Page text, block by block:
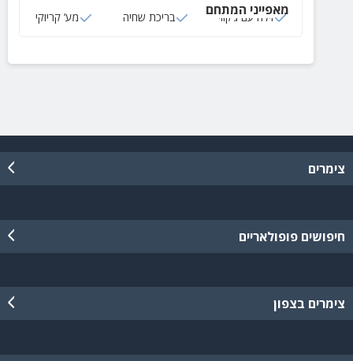
לקטנטנים ומתקני ספורט.
מאפייני המתחם
וילה עם ג‘קוזי בריכת שחיה מע‘ קריוקי
צימרים
חיפושים פופולאריים
צימרים בצפון